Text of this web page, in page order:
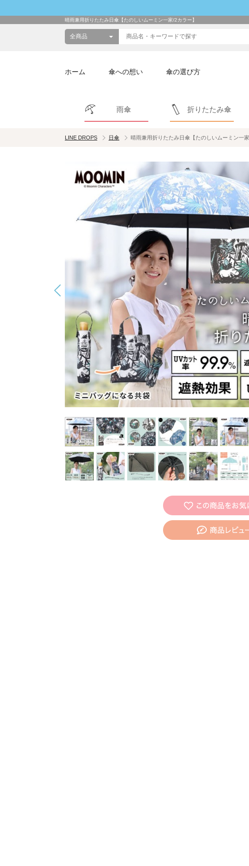
晴雨兼用折りたたみ日傘【たのしいムーミン一家/2カラー】
ホーム 傘への想い 傘の選び方
雨傘 折りたたみ傘
LINE DROPS 日傘 晴雨兼用折りたたみ日傘【たのしいムーミン一家